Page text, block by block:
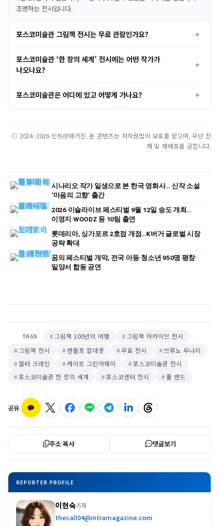
조명하는 전시입니다.
포스코미술관 그림책 전시는 무료 관람인가요?
포스코미술관 ‘한 장의 세계’ 전시에는 어떤 작가가
나오나요?
포스코미술관은 어디에 있고 어떻게 가나요?
ⓒ 2024–2026 인트라매거진. 본 콘텐츠는 저작권법의 보호를 받으며, 무단 전
재 및 재배포를 금합니다.
시나리오 작가 일생으로 본 한국 영화사… 신작 소설
‘마음의 고향’ 출간
2026 이슬라이브 페스티벌 9월 12일 송도 개최…
이영지·WOODZ 등 10팀 출연
롯데리아, 싱가포르 2호점 개점…K버거 글로벌 시장
공략 확대
꿈의 페스티벌 개막, 전국 아동·청소년 950명 평창·
밀양서 합동 공연
TAGS 그림책 100년의 여행
그림책 아카이브 전시
그림책 전시
랜돌프 칼데콧 무료 전시
브루노 무나리
월터 크레인
케이트 그린어웨이
포스코미술관 전시
포스코미술관 한 장의 세계
포스코센터 전시 폴 랜드
공유
주소 복사 댓글보기
REPORTER PROFILE
이현숙기자
thecall04@intramagazine.com